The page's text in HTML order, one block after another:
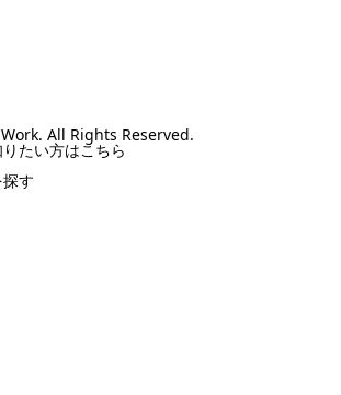
All Rights Reserved.
たい方はこちら
す